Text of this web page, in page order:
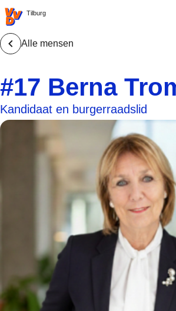
VVD.nl - Ga naar de homepage
Tilburg
Alle mensen
#17 Berna
Kandidaat en burgerraadslid